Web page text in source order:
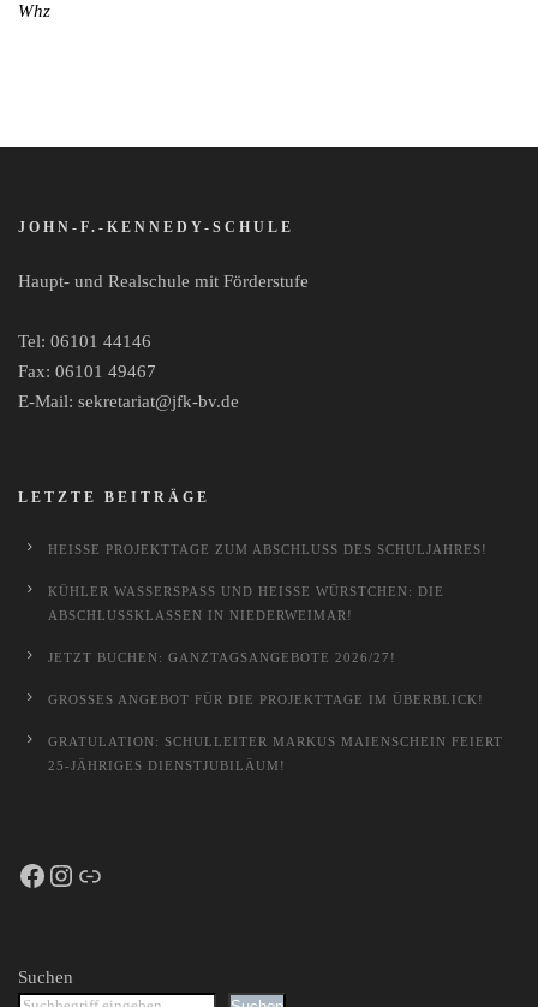
Whz
JOHN-F.-KENNEDY-SCHULE
Haupt- und Realschule mit Förderstufe
Tel: 06101 44146
Fax: 06101 49467
E-Mail: sekretariat@jfk-bv.de
LETZTE BEITRÄGE
HEISSE PROJEKTTAGE ZUM ABSCHLUSS DES SCHULJAHRES!
KÜHLER WASSERSPASS UND HEISSE WÜRSTCHEN: DIE AB
SCHLUSSKLASSEN IN NIEDERWEIMAR!
JETZT BUCHEN: GANZTAGSANGEBOTE 2026/27!
GROSSES ANGEBOT FÜR DIE PROJEKTTAGE IM ÜBERBLICK!
GRATULATION: SCHULLEITER MARKUS MAIENSCHEIN FEIERT
25-JÄHRIGES DIENSTJUBILÄUM!
Facebook
Instagram
Schulportal Hessen
Suchen